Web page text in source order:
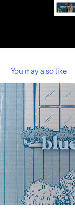
You may also like